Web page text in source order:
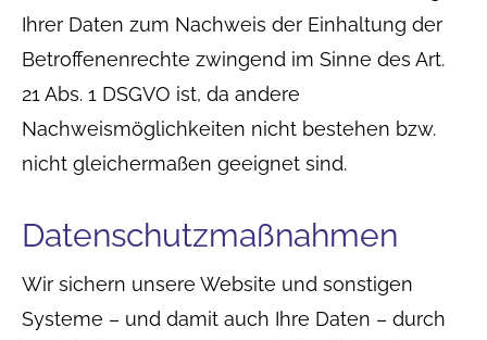
Ihrer Daten zum Nachweis der Einhaltung der
Betroffenenrechte zwingend im Sinne des Art.
21 Abs. 1 DSGVO ist, da andere
Nachweismöglichkeiten nicht bestehen bzw.
nicht gleichermaßen geeignet sind.
Datenschutzmaßnahmen
Wir sichern unsere Website und sonstigen
Systeme – und damit auch Ihre Daten – durch